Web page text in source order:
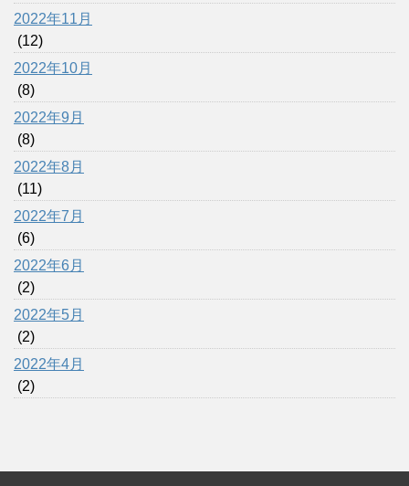
2022年11月
(12)
2022年10月
(8)
2022年9月
(8)
2022年8月
(11)
2022年7月
(6)
2022年6月
(2)
2022年5月
(2)
2022年4月
(2)